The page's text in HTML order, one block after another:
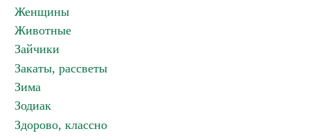
Женщины
Животные
Зайчики
Закаты, рассветы
Зима
Зодиак
Здорово, классно